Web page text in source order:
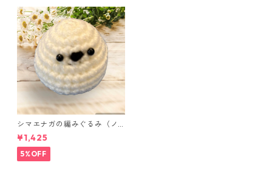
シマエナガの編みぐるみ（ノ
ーマル）
¥1,425
5%OFF